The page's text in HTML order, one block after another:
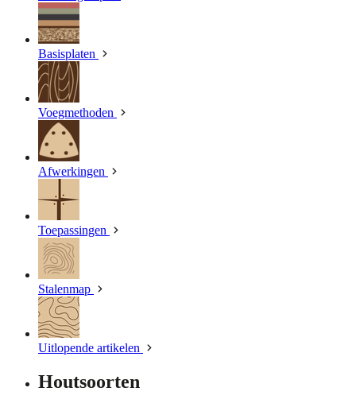
Basisplaten
Voegmethoden
Afwerkingen
Toepassingen
Stalenmap
Uitlopende artikelen
Houtsoorten